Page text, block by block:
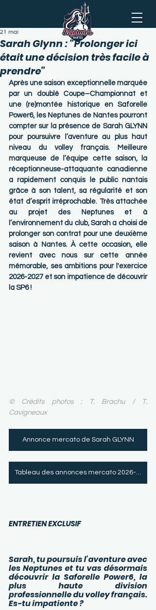
Sarah Glynn : “Prolonger ici
était une décision très facile à
prendre”
21 mai
Après une saison exceptionnelle marquée
par un doublé Coupe–Championnat et
une (re)montée historique en Saforelle
Power6, les Neptunes de Nantes pourront
compter sur la présence de Sarah GLYNN
pour poursuivre l’aventure au plus haut
niveau du volley français. Meilleure
marqueuse de l’équipe cette saison, la
réceptionneuse-attaquante canadienne
a rapidement conquis le public nantais
grâce à son talent, sa régularité et son
état d’esprit irréprochable. Très attachée
au projet des Neptunes et à
l’environnement du club, Sarah a choisi de
prolonger son contrat pour une deuxième
saison à Nantes. À cette occasion, elle
revient avec nous sur cette année
mémorable, ses ambitions pour l'exercice
2026-2027 et son impatience de découvrir
la SP6 !
© Crédits photos : T. Brachu / T.
Cavigneaux
Annonce mercato de Sarah GLYNN
Tableau des annonces mercato 2026-2027
ENTRETIEN EXCLUSIF
Sarah, tu poursuis l’aventure avec
les Neptunes et tu vas désormais
découvrir la Saforelle Power6, la
plus haute division
professionnelle du volley français.
Es-tu impatiente ?